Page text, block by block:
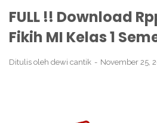
FULL !! Download
Fikih MI Kelas 1
Ditulis oleh dewi cantik November 25,